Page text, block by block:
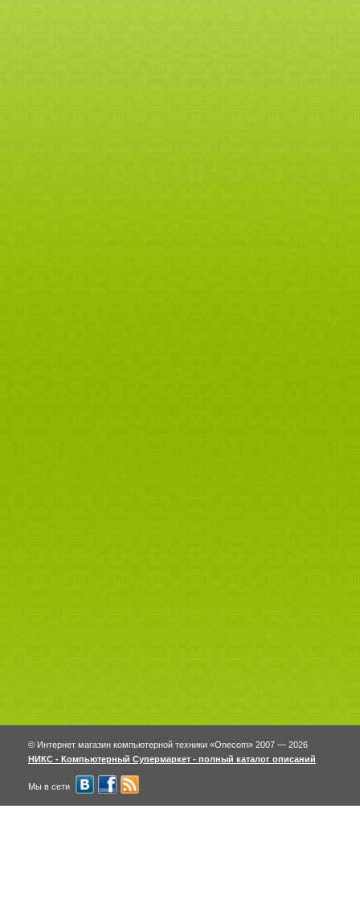
© Интернет магазин компьютерной техники «Onecom» 2007 — 2026
НИКС - Компьютерный Cупермаркет - полный каталог описаний
Мы в сети